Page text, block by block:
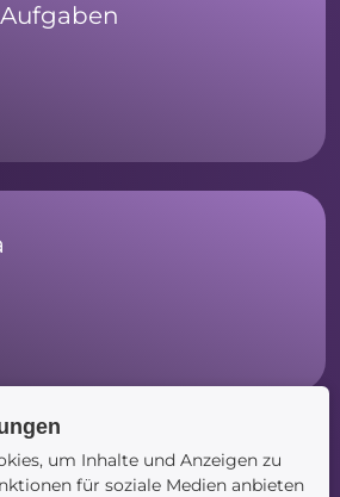
um Inhalte und Anzeigen zu
für soziale Medien anbieten